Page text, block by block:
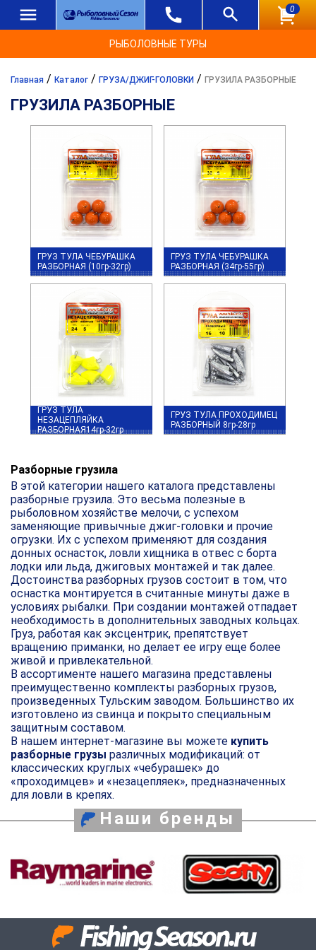
0
РЫБОЛОВНЫЕ ТУРЫ
Главная / Каталог / ГРУЗА/ДЖИГ-ГОЛОВКИ / ГРУЗИЛА РАЗБОРНЫЕ
ГРУЗИЛА РАЗБОРНЫЕ
ГРУЗ ТУЛА ЧЕБУРАШКА
РАЗБОРНАЯ (10гр-32гр)
ГРУЗ ТУЛА ЧЕБУРАШКА
РАЗБОРНАЯ (34гр-55гр)
ГРУЗ ТУЛА
НЕЗАЦЕПЛЯЙКА
РАЗБОРНАЯ14гр-32гр
ГРУЗ ТУЛА ПРОХОДИМЕЦ
РАЗБОРНЫЙ 8гр-28гр
Разборные грузила
В этой категории нашего каталога представлены
разборные грузила. Это весьма полезные в
рыболовном хозяйстве мелочи, с успехом
заменяющие привычные джиг-головки и прочие
огрузки. Их с успехом применяют для создания
донных оснасток, ловли хищника в отвес с борта
лодки или льда, джиговых монтажей и так далее.
Достоинства разборных грузов состоит в том, что
оснастка монтируется в считанные минуты даже в
условиях рыбалки. При создании монтажей отпадает
необходимость в дополнительных заводных кольцах.
Груз, работая как эксцентрик, препятствует
вращению приманки, но делает ее игру еще более
живой и привлекательной.
В ассортименте нашего магазина представлены
преимущественно комплекты разборных грузов,
произведенных Тульским заводом. Большинство их
изготовлено из свинца и покрыто специальным
защитным составом.
В нашем интернет-магазине вы можете купить
разборные грузы различных модификаций: от
классических круглых «чебурашек» до
«проходимцев» и «незацепляек», предназначенных
для ловли в крепях.
Наши бренды